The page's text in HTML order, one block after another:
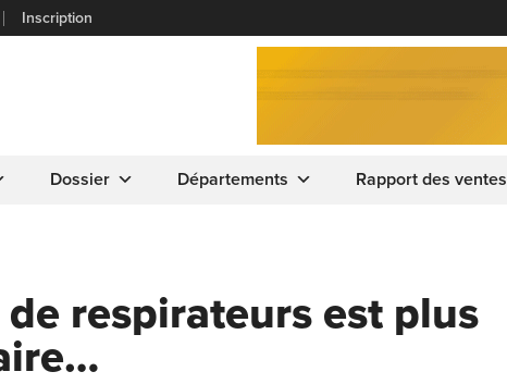
Inscription
Dossier Départements Rapport des ventes
respirateurs est plus